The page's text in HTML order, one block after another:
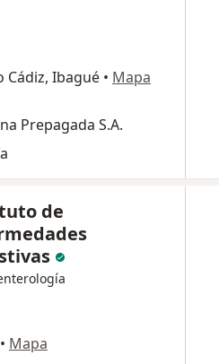
Cádiz, Ibagué • Mapa
Prepagada S.A.
de
• Mapa